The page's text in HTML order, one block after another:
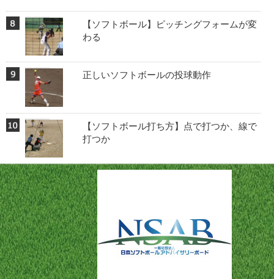
【ソフトボール】ピッチングフォームが変
わる
正しいソフトボールの投球動作
【ソフトボール打ち方】点で打つか、線で
打つか